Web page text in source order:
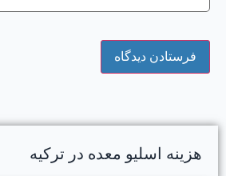
هزینه اسلیو معده در ترکیه